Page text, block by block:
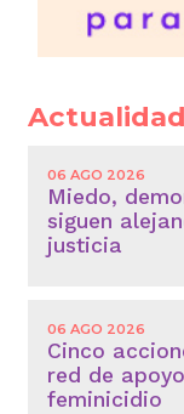
Actualidad
06 AGO 2026
Miedo,
siguen
justicia
06 AGO 2026
Cinco
red de
feminicidio